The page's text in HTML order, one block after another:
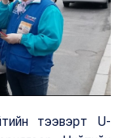
тээвэрт U-